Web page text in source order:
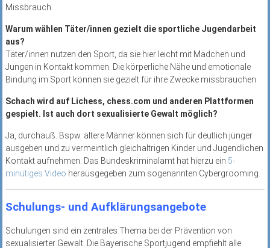
Missbrauch.
Warum wählen Täter/innen gezielt die sportliche Jugendarbeit
aus?
Täter/innen nutzen den Sport, da sie hier leicht mit Mädchen und
Jungen in Kontakt kommen. Die körperliche Nähe und emotionale
Bindung im Sport können sie gezielt für ihre Zwecke missbrauchen.
Schach wird auf Lichess, chess.com und anderen Plattformen
gespielt. Ist auch dort sexualisierte Gewalt möglich?
Ja, durchauß. Bspw. ältere Männer können sich für deutlich jünger
ausgeben und zu vermeintlich gleichaltrigen Kinder und Jugendlichen
Kontakt aufnehmen. Das Bundeskriminalamt hat hierzu ein 5-
minütiges Video herausgegeben zum sogenannten Cybergrooming.
Schulungs- und Aufklärungsangebote
Schulungen sind ein zentrales Thema bei der Prävention von
sexualisierter Gewalt. Die Bayerische Sportjugend empfiehlt alle